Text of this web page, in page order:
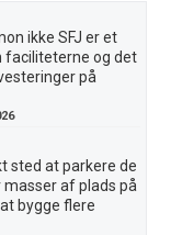
ikke SFJ er et
faciliteterne og det
på
sted at parkere de
masser af plads på
bygge flere